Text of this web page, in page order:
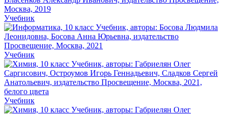
Учебник
Учебник
Учебник